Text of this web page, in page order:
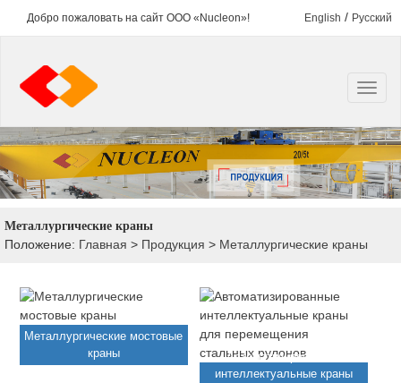
Добро пожаловать на сайт ООО «Nucleon»! English / Русский
Металлургические краны
Положение: Главная > Продукция > Металлургические краны
Металлургические мостовые
краны
Автоматизированные
интеллектуальные краны